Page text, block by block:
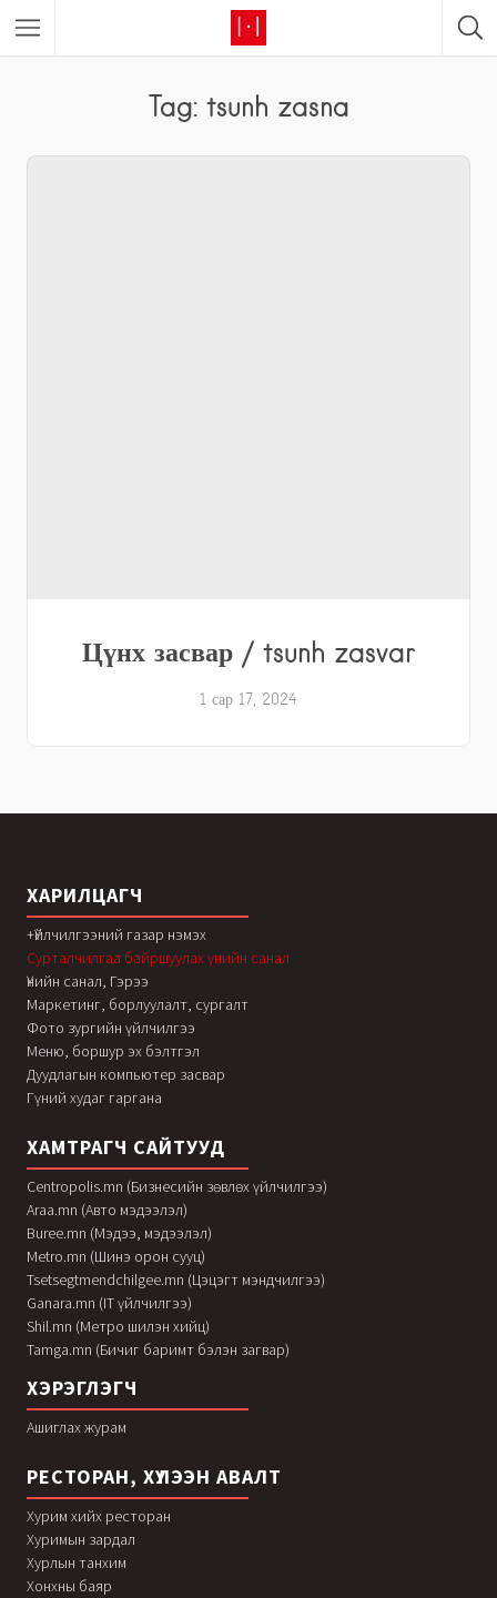
Tag: tsunh zasna
Цүнх засвар / tsunh zasvar
1 сар 17, 2024
ХАРИЛЦАГЧ
+Үйлчилгээний газар нэмэх
Сурталчилгаа байршуулах үнийн санал
Үнийн санал, Гэрээ
Маркетинг, борлуулалт, сургалт
Фото зургийн үйлчилгээ
Меню, боршур эх бэлтгэл
Дуудлагын компьютер засвар
Гүний худаг гаргана
ХАМТРАГЧ САЙТУУД
Centropolis.mn (Бизнесийн зөвлөх үйлчилгээ)
Araa.mn (Авто мэдээлэл)
Buree.mn (Мэдээ, мэдээлэл)
Metro.mn (Шинэ орон сууц)
Tsetsegtmendchilgee.mn (Цэцэгт мэндчилгээ)
Ganara.mn (IT үйлчилгээ)
Shil.mn (Метро шилэн хийц)
Tamga.mn (Бичиг баримт бэлэн загвар)
ХЭРЭГЛЭГЧ
Ашиглах журам
РЕСТОРАН, ХҮЛЭЭН АВАЛТ
Хурим хийх ресторан
Хуримын зардал
Хурлын танхим
Хонхны баяр